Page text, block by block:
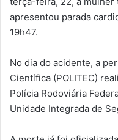
apresentou parada
19h47.
No dia do acidente, a
Científica (POLITEC)
Polícia Rodoviária
Unidade Integrada de